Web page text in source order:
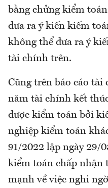
bằng chửng kiểm
đưa ra ý kiến kiếm
không thể đưa ra ý
tài chính trên.
Cũng trên báo cáo tài
năm tài chính kết
được kiểm toán bởi
nghiệp kiểm toán
91/2022 lập ngày 29/
kiểm toán chấp nhận
mạnh về việc nghi